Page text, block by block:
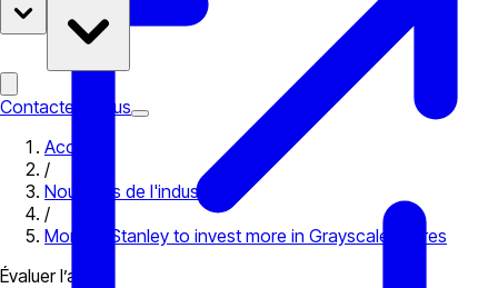
Contactez-nous
Accueil
/
Nouvelles de l'industrie
/
Morgan Stanley to invest more in Grayscale shares
Évaluer l’article